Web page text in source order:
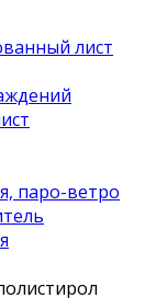
лист
паро-ветро